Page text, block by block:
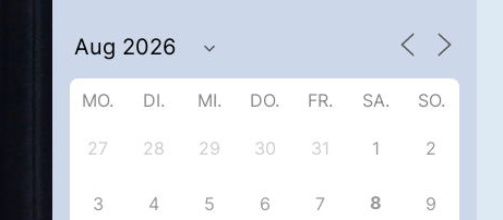
MO. DI. MI. DO. FR. SA. SO.
27 28 29 30 31 1 2
3 4 5 6 7 8 9